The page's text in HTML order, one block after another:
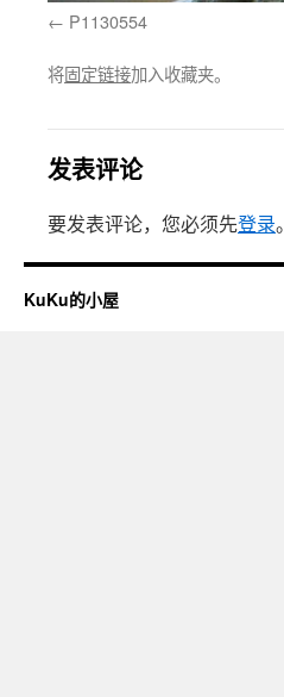
P1130554
将固定链接加入收藏夹。
发表评论
要发表评论，您必须先登录。
KuKu的小屋